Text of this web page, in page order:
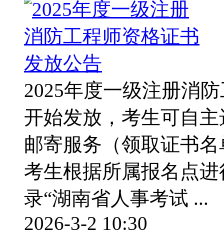
2025年度一级注册消
开始发放，考生可自
邮寄服务（领取证书
考生根据所属报名点
录“湖南省人事考试 ...
2026-3-2 10:30